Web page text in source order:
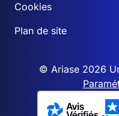
Cookies
Plan de site
© Ariase 2026